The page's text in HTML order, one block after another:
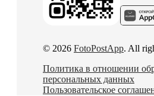
© 2026 FotoPostApp. All
Политика в отношении
персональных данных
Пользовательское